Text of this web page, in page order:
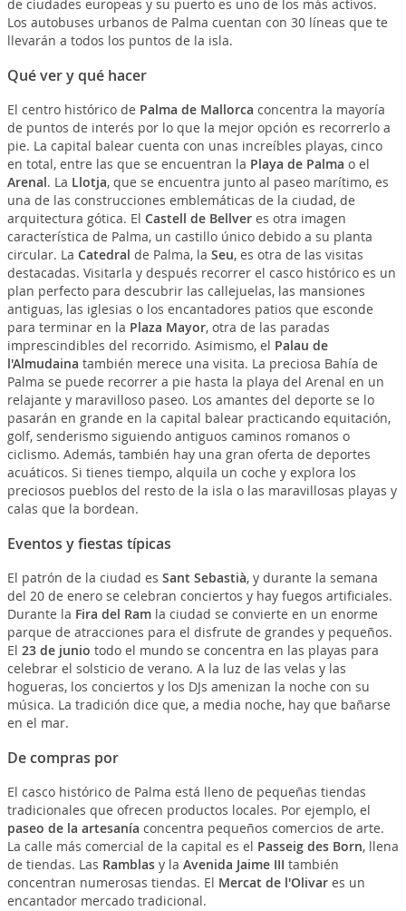
de ciudades europeas y su puerto es uno de los más activos.
Los autobuses urbanos de Palma cuentan con 30 líneas que te
llevarán a todos los puntos de la isla.
Qué ver y qué hacer
El centro histórico de Palma de Mallorca concentra la mayoría
de puntos de interés por lo que la mejor opción es recorrerlo a
pie. La capital balear cuenta con unas increíbles playas, cinco
en total, entre las que se encuentran la Playa de Palma o el
Arenal. La Llotja, que se encuentra junto al paseo marítimo, es
una de las construcciones emblemáticas de la ciudad, de
arquitectura gótica. El Castell de Bellveres otra imagen
característica de Palma, un castillo único debido a su planta
circular. La Catedral de Palma, la Seu, es otra de las visitas
destacadas. Visitarla y después recorrer el casco histórico es un
plan perfecto para descubrir las callejuelas, las mansiones
antiguas, las iglesias o los encantadores patios que esconde
para terminar en la Plaza Mayor, otra de las paradas
imprescindibles del recorrido. Asimismo, el Palau de
l'Almudaina también merece una visita. La preciosa Bahía de
Palma se puede recorrer a pie hasta la playa del Arenal en un
relajante y maravilloso paseo. Los amantes del deporte se lo
pasarán en grande en la capital balear practicando equitación,
golf, senderismo siguiendo antiguos caminos romanos o
ciclismo. Además, también hay una gran oferta de deportes
acuáticos. Si tienes tiempo, alquila un coche y explora los
preciosos pueblos del resto de la isla o las maravillosas playas y
calas que la bordean.
Eventos y fiestas típicas
El patrón de la ciudad es Sant Sebastià, y durante la semana
del 20 de enero se celebran conciertos y hay fuegos artificiales.
Durante la Fira del Ramla ciudad se convierte en un enorme
parque de atracciones para el disfrute de grandes y pequeños.
El 23 de junio todo el mundo se concentra en las playas para
celebrar el solsticio de verano. A la luz de las velas y las
hogueras, los conciertos y los DJs amenizan la noche con su
música. La tradición dice que, a media noche, hay que bañarse
en el mar.
De compras por
El casco histórico de Palma está lleno de pequeñas tiendas
tradicionales que ofrecen productos locales. Por ejemplo, el
paseo de la artesanía concentra pequeños comercios de arte.
La calle más comercial de la capital es el Passeig des Born, llena
de tiendas. Las Ramblasy la Avenida Jaime III también
concentran numerosas tiendas. El Mercat de l'Olivares un
encantador mercado tradicional.